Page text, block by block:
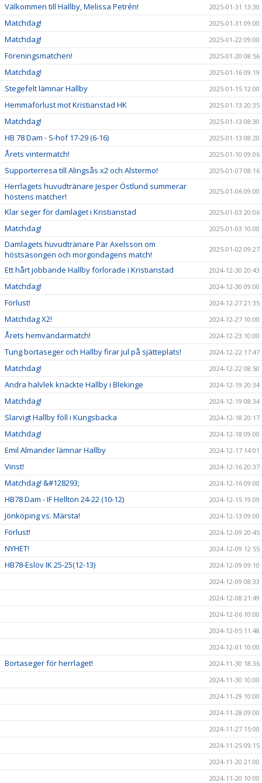
Välkommen till Hallby, Melissa Petrén! 2025-01-31 13:30
Matchdag! 2025-01-31 09:00
Matchdag! 2025-01-22 09:00
Föreningsmatchen! 2025-01-20 08:56
Matchdag! 2025-01-16 09:19
Stegefelt lämnar Hallby 2025-01-15 12:00
Hemmaförlust mot Kristianstad HK 2025-01-13 20:35
Matchdag! 2025-01-13 08:30
HB 78 Dam - S-hof 17-29 (6-16) 2025-01-13 08:20
Årets vintermatch! 2025-01-10 09:06
Supporterresa till Alingsås x2 och Alstermo! 2025-01-07 08:16
Herrlagets huvudtränare Jesper Östlund summerar
höstens matcher!
2025-01-06 09:00
Klar seger för damlaget i Kristianstad 2025-01-03 20:06
Matchdag! 2025-01-03 10:00
Damlagets huvudtränare Pär Axelsson om
höstsäsongen och morgondagens match!
2025-01-02 09:27
Ett hårt jobbande Hallby förlorade i Kristianstad 2024-12-30 20:43
Matchdag! 2024-12-30 09:00
Förlust! 2024-12-27 21:35
Matchdag X2! 2024-12-27 10:00
Årets hemvändarmatch! 2024-12-23 10:00
Tung bortaseger och Hallby firar jul på sjätteplats! 2024-12-22 17:47
Matchdag! 2024-12-22 08:50
Andra halvlek knäckte Hallby i Blekinge 2024-12-19 20:34
Matchdag! 2024-12-19 08:34
Slarvigt Hallby föll i Kungsbacka 2024-12-18 20:17
Matchdag! 2024-12-18 09:00
Emil Almander lämnar Hallby 2024-12-17 14:01
Vinst! 2024-12-16 20:37
Matchdag! &#128293; 2024-12-16 09:00
HB78 Dam - IF Hellton 24-22 (10-12) 2024-12-15 19:09
Jönköping vs. Märsta! 2024-12-13 09:00
Förlust! 2024-12-09 20:45
NYHET! 2024-12-09 12:55
HB78-Eslöv IK 25-25(12-13)
2024-12-09 09:10
2024-12-09 08:33
2024-12-08 21:49
2024-12-06 10:00
2024-12-05 11:48
2024-12-01 10:00
Bortaseger för herrlaget!
2024-11-30 18:36
2024-11-30 10:00
2024-11-29 10:00
2024-11-28 09:00
2024-11-27 15:00
2024-11-25 09:15
2024-11-20 21:00
2024-11-20 10:00